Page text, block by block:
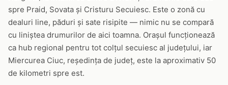
spre Praid, Sovata și Cristuru Secuiesc. Este o zonă cu
dealuri line, păduri și sate risipite — nimic nu se compară
cu liniștea drumurilor de aici toamna. Orașul funcționează
ca hub regional pentru tot colțul secuiesc al județului, iar
Miercurea Ciuc, reședința de județ, este la aproximativ 50
de kilometri spre est.